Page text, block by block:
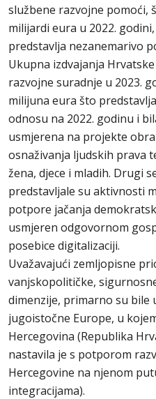
službene razvojne pomoći,
milijardi eura u 2022.
predstavlja nezanemarivo
Ukupna izdvajanja
razvojne suradnje u 2023.
milijuna eura što
odnosu na 2022. godinu i
usmjerena na projekte
osnaživanja ljudskih prava
žena, djece i mladih. Drugi
predstavljale su aktivnosti
potpore jačanja
usmjeren odgovornom
posebice digitalizaciji.
Uvažavajući zemljopisne
vanjskopolitičke,
dimenzije, primarno su bile
jugoistočne Europe, u
Hercegovina (Republika
nastavila je s potporom
Hercegovine na njenom
integracijama).